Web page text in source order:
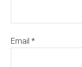
Email*